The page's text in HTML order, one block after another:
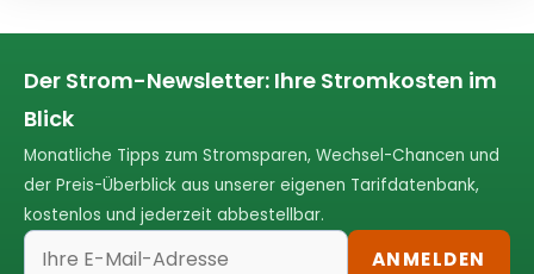
Der Strom-Newsletter: Ihre Stromkosten im
Blick
Monatliche Tipps zum Stromsparen, Wechsel-Chancen und
der Preis-Überblick aus unserer eigenen Tarifdatenbank,
kostenlos und jederzeit abbestellbar.
ANMELDEN